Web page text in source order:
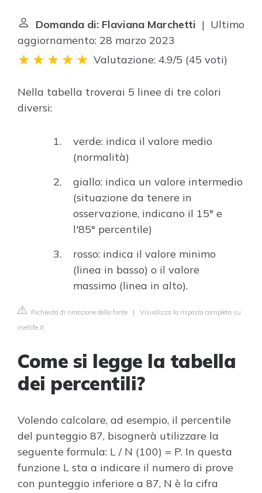
Domanda di: Flaviana Marchetti | Ultimo
aggiornamento: 28 marzo 2023
Valutazione: 4.9/5 (45 voti)
Nella tabella troverai 5 linee di tre colori
diversi:
verde: indica il valore medio
(normalità)
giallo: indica un valore intermedio
(situazione da tenere in
osservazione, indicano il 15° e
l'85° percentile)
rosso: indica il valore minimo
(linea in basso) o il valore
massimo (linea in alto).
Richiesta di rimozione della fonte | Visualizza la risposta completa su
metlife.it
Come si legge la tabella
dei percentili?
Volendo calcolare, ad esempio, il percentile
del punteggio 87, bisognerà utilizzare la
seguente formula: L / N (100) = P. In questa
funzione L sta a indicare il numero di prove
con punteggio inferiore a 87, N è la cifra